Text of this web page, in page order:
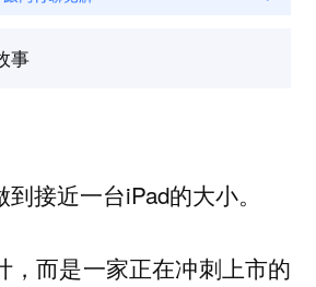
事
接近一台iPad的大小。
，而是一家正在冲刺上市的